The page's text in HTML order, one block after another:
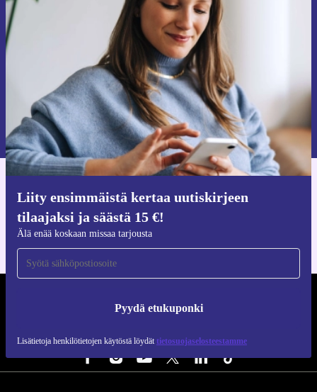
Liity ensimmäistä kertaa uutiskirjeen
tilaajaksi ja säästä 15 €!
Älä enää koskaan missaa tarjousta
Pyydä etukuponki
Lisätietoja henkilötietojen käytöstä löydät tietosuojaselosteestamme
tilaajaksi ja säästä 15 €!
Älä missaa enää yhtäkään tarjousta.
Pyydä etukuponki
Lisätietoja henkilötietojen käytöstä löydättietosuojaselosteestamme.
iOS:lle ja Androidille